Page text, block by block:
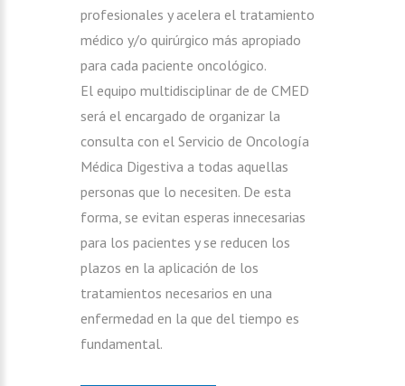
profesionales y acelera el tratamiento
médico y/o quirúrgico más apropiado
para cada paciente oncológico.
El equipo multidisciplinar de de CMED
será el encargado de organizar la
consulta con el Servicio de Oncología
Médica Digestiva a todas aquellas
personas que lo necesiten. De esta
forma, se evitan esperas innecesarias
para los pacientes y se reducen los
plazos en la aplicación de los
tratamientos necesarios en una
enfermedad en la que del tiempo es
fundamental.